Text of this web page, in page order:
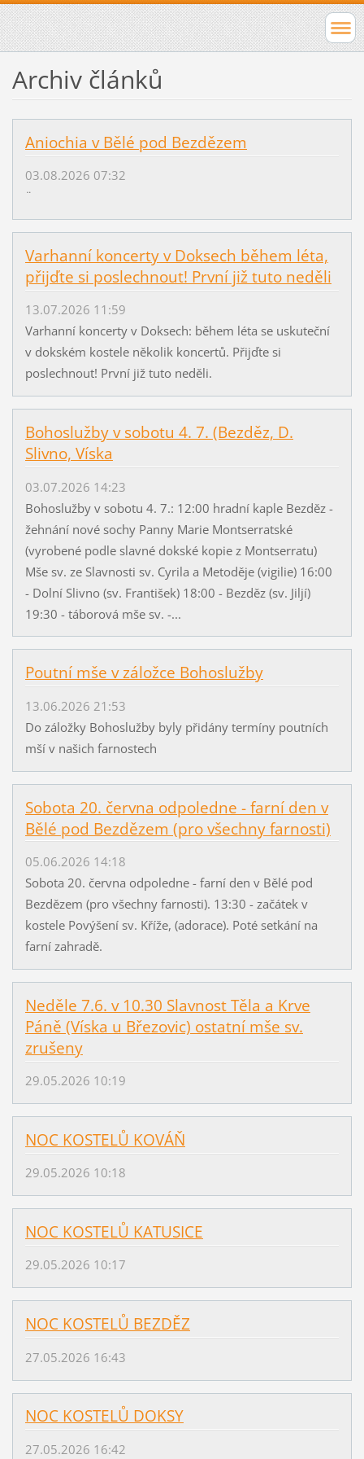
Archiv článků
Aniochia v Bělé pod Bezdězem
03.08.2026 07:32
¨
Varhanní koncerty v Doksech během léta,
přijďte si poslechnout! První již tuto neděli
13.07.2026 11:59
Varhanní koncerty v Doksech: během léta se uskuteční
v dokském kostele několik koncertů. Přijďte si
poslechnout! První již tuto neděli.
Bohoslužby v sobotu 4. 7. (Bezděz, D.
Slivno, Víska
03.07.2026 14:23
Bohoslužby v sobotu 4. 7.: 12:00 hradní kaple Bezděz -
žehnání nové sochy Panny Marie Montserratské
(vyrobené podle slavné dokské kopie z Montserratu)
Mše sv. ze Slavnosti sv. Cyrila a Metoděje (vigilie) 16:00
- Dolní Slivno (sv. František) 18:00 - Bezděz (sv. Jiljí)
19:30 - táborová mše sv. -...
Poutní mše v záložce Bohoslužby
13.06.2026 21:53
Do záložky Bohoslužby byly přidány termíny poutních
mší v našich farnostech
Sobota 20. června odpoledne - farní den v
Bělé pod Bezdězem (pro všechny farnosti)
05.06.2026 14:18
Sobota 20. června odpoledne - farní den v Bělé pod
Bezdězem (pro všechny farnosti). 13:30 - začátek v
kostele Povýšení sv. Kříže, (adorace). Poté setkání na
farní zahradě.
Neděle 7.6. v 10.30 Slavnost Těla a Krve
Páně (Víska u Březovic) ostatní mše sv.
zrušeny
29.05.2026 10:19
NOC KOSTELŮ KOVÁŇ
29.05.2026 10:18
NOC KOSTELŮ KATUSICE
29.05.2026 10:17
NOC KOSTELŮ BEZDĚZ
27.05.2026 16:43
NOC KOSTELŮ DOKSY
27.05.2026 16:42